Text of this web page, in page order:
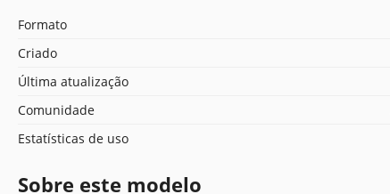
Formato
Criado
Última atualização
Comunidade
Estatísticas de uso
Sobre este modelo